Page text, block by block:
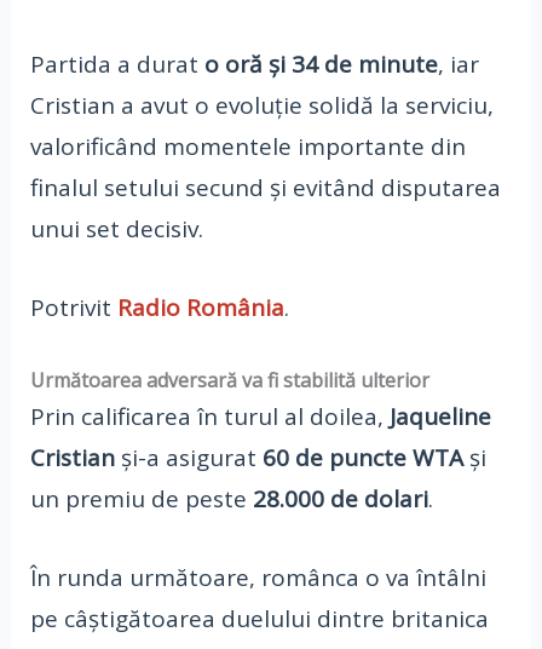
Partida a durat o oră și 34 de minute, iar
Cristian a avut o evoluție solidă la serviciu,
valorificând momentele importante din
finalul setului secund și evitând disputarea
unui set decisiv.
Potrivit Radio România.
Următoarea adversară va fi stabilită ulterior
Prin calificarea în turul al doilea, Jaqueline
Cristianși-a asigurat 60 de puncte WTAși
un premiu de peste 28.000 de dolari.
În runda următoare, românca o va întâlni
pe câștigătoarea duelului dintre britanica